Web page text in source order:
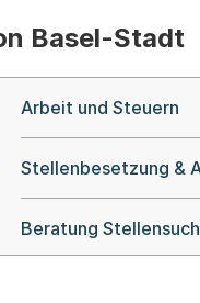
Basel-Stadt
Arbeit und Steuern
Stellenbesetzung &
Beratung